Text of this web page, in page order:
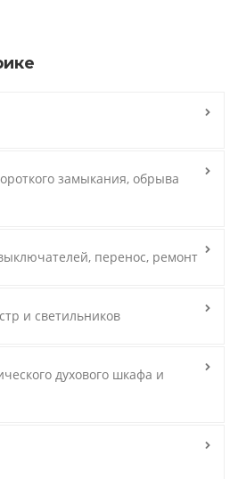
замыкания, обрыва
перенос, ремонт
и светильников
духового шкафа и